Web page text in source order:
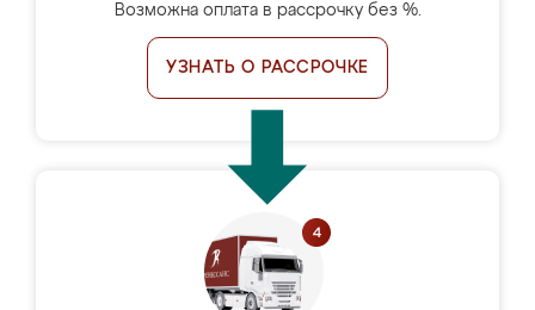
Возможна оплата в рассрочку без %.
УЗНАТЬ О РАССРОЧКЕ